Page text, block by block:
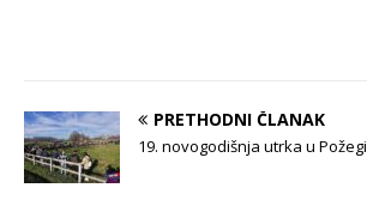
PRETHODNI ČLANAK
19. novogodišnja utrka u Požegi